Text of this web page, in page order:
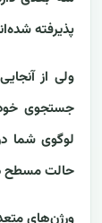
پذیرفته
ولی از
جستجوی
لوگوی شما
حالت مسطح
ورژن‌های